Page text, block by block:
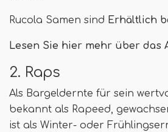
Rucola Samen sind Erhältlich
Lesen Sie hier mehr über das
2. Raps
Als Bargeldernte für sein
bekannt als Rapeed,
ist als Winter- oder